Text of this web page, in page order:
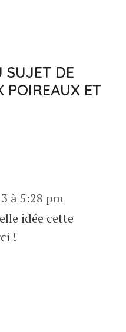
SUJET DE
POIREAUX ET
à 5:28 pm
idée cette
!